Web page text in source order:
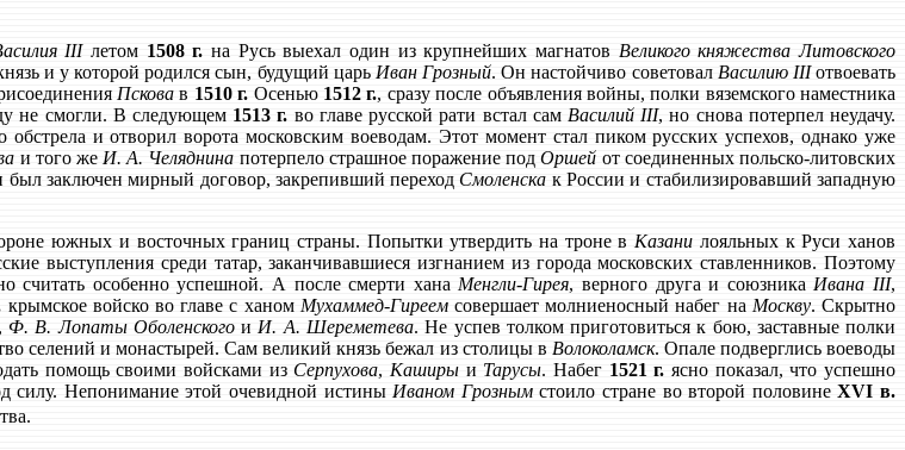
IIIлетом 1508 г. на Русь выехал один из крупнейших магнатов Великого княжества Литовского
и у которой родился сын, будущий царь Иван Грозный. Он настойчиво советовал Василию IIIотвоевать
Пскова в 1510 г. Осенью 1512 г., сразу после объявления войны, полки вяземского наместника
не смогли. В следующем 1513 г. во главе русской рати встал сам Василий III, но снова потерпел неудачу.
обстрела и отворил ворота московским воеводам. Этот момент стал пиком русских успехов, однако уже
и того же И. А. Челяднина потерпело страшное поражение подОршей от соединенных польско-литовских
был заключен мирный договор, закрепивший переходСмоленска к России и стабилизировавший западную
южных и восточных границ страны. Попытки утвердить на троне в Казани лояльных к Руси ханов
выступления среди татар, заканчивавшиеся изгнанием из города московских ставленников. Поэтому
считать особенно успешной. А после смерти хана Менгли-Гирея, верного друга и союзника Ивана III,
крымское войско во главе с ханом Мухаммед-Гиреемсовершает молниеносный набег на Москву. Скрытно
Ф. В. Лопаты Оболенскогои И. А. Шереметева. Не успев толком приготовиться к бою, заставные полки
селений и монастырей. Сам великий князь бежал из столицы в Волоколамск. Опале подверглись воеводы
помощь своими войсками изСерпухова, Каширы и Тарусы. Набег 1521 г. ясно показал, что успешно
силу. Непонимание этой очевидной истины Иваном Грознымстоило стране во второй половинеXVI в.